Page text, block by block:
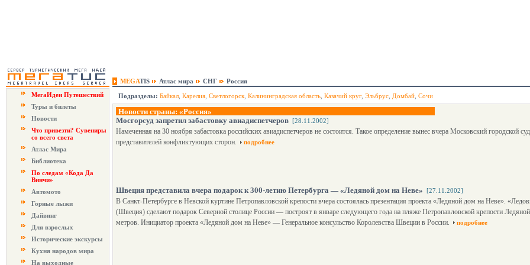
MEGATIS Атлас мира СНГ
Россия
МегаИдеи Путешествий
Туры и билеты
Новости
Что привезти? Сувениры
со всего света
Атлас Мира
Библиотека
По следам «Кода Да
Винчи»
Автомото
Горные лыжи
Дайвинг
Для взрослых
Исторические экскурсы
Кухня народов мира
На выходные
Подразделы: Байкал Карелия Светлогорск Калининградская область Казачий круг, Эльбрус Домбай Сочи
Новости страны: «Россия»
Мосгорсуд запретил забастовку авиадиспетчеров [28.11.2002]
Намеченная на 30 ноября забастовка российских авиадиспетчеров не состоится. Такое определение вынес вчера Московский городской
представителей конфликтующих сторон.
подробнее
Швеция представила вчера подарок к 300-летию Петербурга — «Ледяной дом на Неве» [27.11.2002]
В Санкт-Петербурге в Невской куртине Петропавловской крепости вчера состоялась презентация проекта «Ледяной дом на Неве».
(Швеция) сделают подарок Северной столице России — построят в январе следующего года на пляже Петропавловской крепости
метров. Инициатор проекта «Ледяной дом на Неве» — Генеральное консульство Королевства Швеции в России.
подробнее